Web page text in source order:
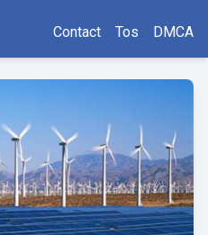
Contact Tos DMCA